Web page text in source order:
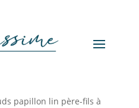
papillon lin père-fils à